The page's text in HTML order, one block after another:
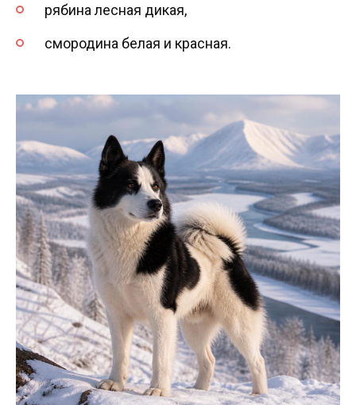
рябина лесная дикая,
смородина белая и красная.